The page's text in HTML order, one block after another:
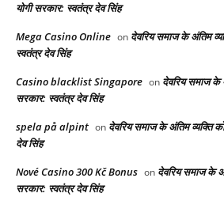
योगी सरकार: स्वतंत्र देव सिंह
Mega Casino Online on देवरिय समाज के अंतिम
स्वतंत्र देव सिंह
Casino blacklist Singapore on देवरिय समाज के
सरकार: स्वतंत्र देव सिंह
spela på alpint on देवरिय समाज के अंतिम व्यक्ति
देव सिंह
Nové Casino 300 Kč Bonus on देवरिय समाज के
सरकार: स्वतंत्र देव सिंह